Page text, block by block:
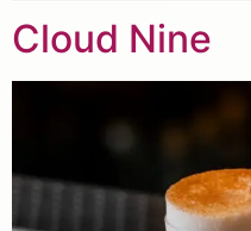
Cloud Nine